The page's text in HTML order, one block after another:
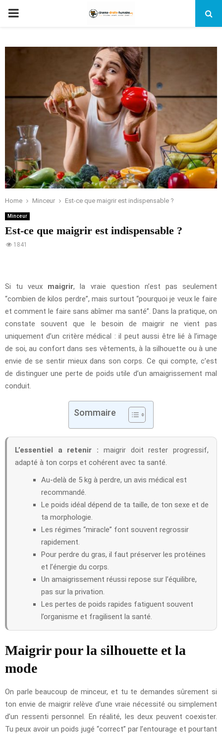
PRIMARY
Home Minceur Est-ce que maigrir est indispensable ?
Minceur
Est-ce que maigrir est indispensable ?
1841
Si tu veux maigrir, la vraie question n’est pas seulement
“combien de kilos perdre”, mais surtout “pourquoi je veux le faire
et comment le faire sans abîmer ma santé”. Dans la pratique, on
constate souvent que le besoin de maigrir ne vient pas
uniquement d’un critère médical : il peut aussi être lié à l’image
de soi, au confort dans ses vêtements, à la silhouette ou à une
envie de se sentir mieux dans son corps. Ce qui compte, c’est
de distinguer une perte de poids utile d’un amaigrissement mal
conduit.
Sommaire
L’essentiel a retenir : maigrir doit rester progressif,
adapté à ton corps et cohérent avec ta santé.
Au-delà de 5 kg à perdre, un avis médical est
recommandé.
Le poids idéal dépend de ta taille, de ton sexe et de
ta morphologie.
Les régimes “miracle” font souvent regrossir
rapidement.
Pour perdre du gras, il faut préserver les protéines
et l’énergie du corps.
Un amaigrissement réussi repose sur l’équilibre,
pas sur la privation.
Les pertes de poids rapides fatiguent souvent
l’organisme et fragilisent la santé.
Maigrir pour la silhouette et la
mode
On parle beaucoup de minceur, et tu te demandes sûrement si
ton envie de maigrir relève d’une vraie nécessité ou simplement
d’un ressenti personnel. En réalité, les deux peuvent coexister.
Tu peux avoir un poids jugé “correct” par l’entourage et pourtant